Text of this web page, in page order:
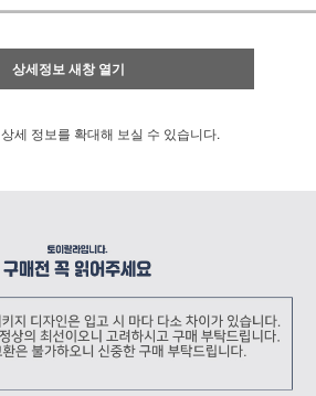
상세정보 새창 열기
상세 정보를 확대해 보실 수 있습니다.